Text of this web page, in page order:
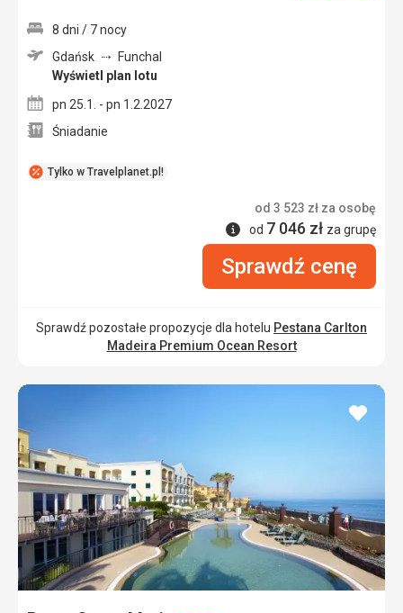
Tylko w Travelplanet.pl!
8 dni / 7 nocy
Gdańsk
Funchal
Wyświetl plan lotu
pn 25.1. - pn 1.2.2027
Śniadanie
od 3 523 zł za osobę
Informacje
od 7 046 zł za grupę
Sprawdź cenę
Sprawdź pozostałe propozycje dla hotelu Pestana Carlton
Madeira Premium Ocean Resort
dodaj